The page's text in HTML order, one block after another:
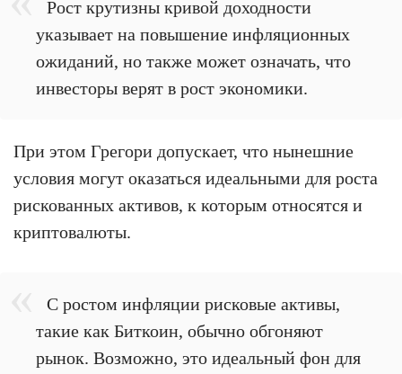
Рост крутизны кривой доходности
указывает на повышение инфляционных
ожиданий, но также может означать, что
инвесторы верят в рост экономики.
При этом Грегори допускает, что нынешние
условия могут оказаться идеальными для роста
рискованных активов, к которым относятся и
криптовалюты.
С ростом инфляции рисковые активы,
такие как Биткоин, обычно обгоняют
рынок. Возможно, это идеальный фон для